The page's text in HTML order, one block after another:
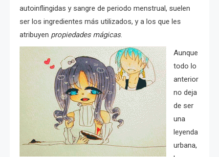
autoinflingidas y sangre de periodo menstrual, suelen
ser los ingredientes más utilizados, y a los que les
atribuyen propiedades mágicas.
Aunque
todo lo
anterior
no deja
de ser
una
leyenda
urbana,